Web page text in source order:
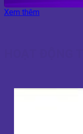
Xem thêm